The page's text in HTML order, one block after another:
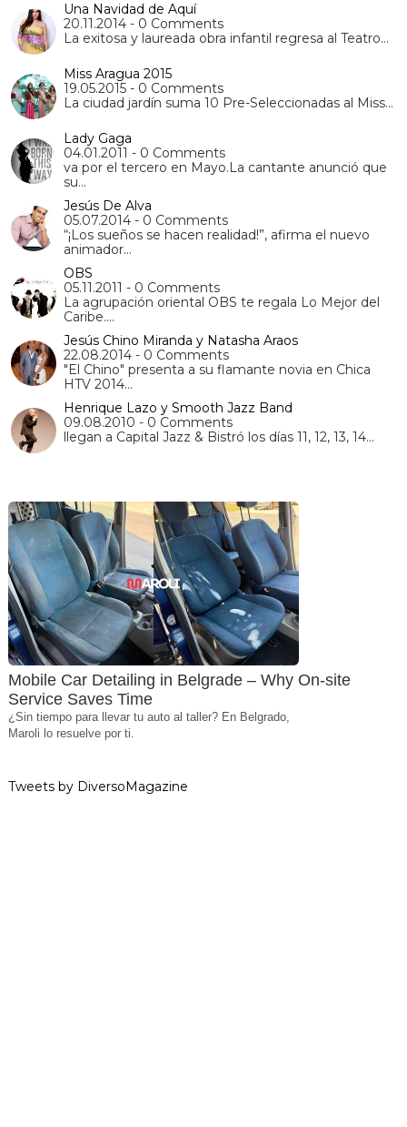
Una Navidad de Aquí
20.11.2014 - 0 Comments
La exitosa y laureada obra infantil regresa al Teatro…
Miss Aragua 2015
19.05.2015 - 0 Comments
La ciudad jardín suma 10 Pre-Seleccionadas al Miss…
Lady Gaga
04.01.2011 - 0 Comments
va por el tercero en Mayo.La cantante anunció que
su…
Jesús De Alva
05.07.2014 - 0 Comments
“¡Los sueños se hacen realidad!”, afirma el nuevo
animador…
OBS
05.11.2011 - 0 Comments
La agrupación oriental OBS te regala Lo Mejor del
Caribe.…
Jesús Chino Miranda y Natasha Araos
22.08.2014 - 0 Comments
"El Chino" presenta a su flamante novia en Chica
HTV 2014…
Henrique Lazo y Smooth Jazz Band
09.08.2010 - 0 Comments
llegan a Capital Jazz & Bistró los días 11, 12, 13, 14…
Mobile Car Detailing in Belgrade – Why On-site
Service Saves Time
¿Sin tiempo para llevar tu auto al taller? En Belgrado,
Maroli lo resuelve por ti.
Tweets by DiversoMagazine